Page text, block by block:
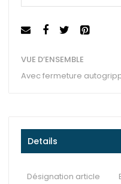
VUE D’ENSEMBLE
Avec fermeture
Details
Désignation article